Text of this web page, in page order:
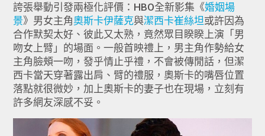
誇張舉動引發兩極化評價：HBO全新影集《婚姻場
景》男女主角奧斯卡伊薩克與潔西卡崔絲坦或許因為
合作默契太好、彼此又太熟，竟然眾目睽睽上演「男
吻女上臂」的場面。一般首映禮上， 男主角作勢給女
主角臉頰一吻，發乎情止乎禮，不會被傳閒話，但潔
西卡當天穿著露出肩、臂的禮服， 奧斯卡的嘴唇位置
落點就很微妙，加上奧斯卡的妻子也在現場， 立刻有
許多網友深感不妥。